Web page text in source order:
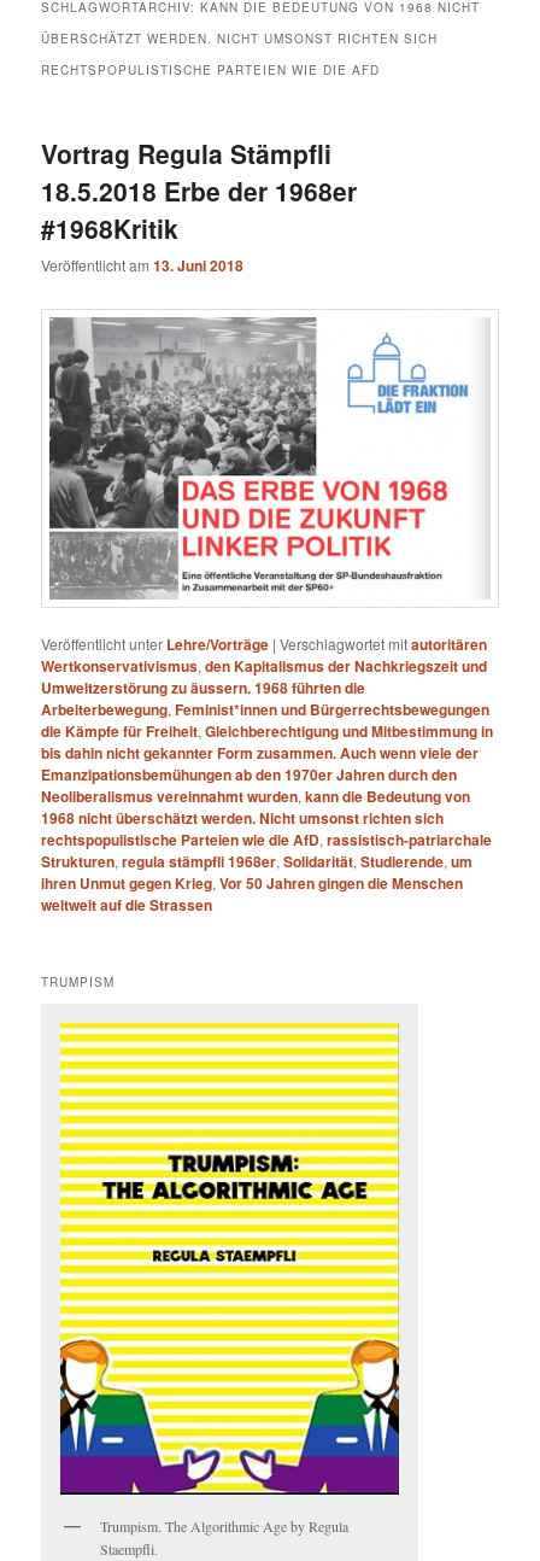
SCHLAGWORTARCHIV:KANN DIE BEDEUTUNG VON 1968 NICHT
ÜBERSCHÄTZT WERDEN. NICHT UMSONST RICHTEN SICH
RECHTSPOPULISTISCHE PARTEIEN WIE DIE AFD
Vortrag Regula Stämpfli
18.5.2018 Erbe der 1968er
#1968Kritik
Veröffentlicht am13. Juni 2018
Veröffentlicht unter Lehre/Vorträge |Verschlagwortet mitautoritären
Wertkonservativismus,den Kapitalismus der Nachkriegszeit und
Umweltzerstörung zu äussern. 1968 führten die
Arbeiterbewegung,Feminist*innen und Bürgerrechtsbewegungen
die Kämpfe für Freiheit,Gleichberechtigung und Mitbestimmung in
bis dahin nicht gekannter Form zusammen. Auch wenn viele der
Emanzipationsbemühungen ab den 1970er Jahren durch den
Neoliberalismus vereinnahmt wurden,kann die Bedeutung von
1968 nicht überschätzt werden. Nicht umsonst richten sich
rechtspopulistische Parteien wie die AfD,rassistisch-patriarchale
Strukturen,regula stämpfli 1968er,Solidarität,Studierende,um
ihren Unmut gegen Krieg,Vor 50 Jahren gingen die Menschen
weltweit auf die Strassen
TRUMPISM
Trumpism. The Algorithmic Age by Regula
Staempfli.